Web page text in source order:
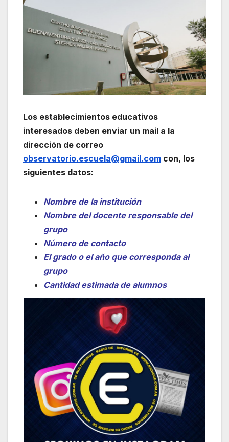
Los establecimientos educativos
interesados deben enviar un mail a la
dirección de correo
observatorio.escuela@gmail.com con, los
siguientes datos:
Nombre de la institución
Nombre del docente responsable del
grupo
Número de contacto
El grado o el año que corresponda al
grupo
Cantidad estimada de alumnos